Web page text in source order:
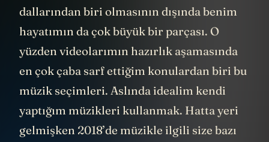
dallarından biri olmasının dışında benim
hayatımın da çok büyük bir parçası. O
yüzden videolarımın hazırlık aşamasında
en çok çaba sarf ettiğim konulardan biri bu
müzik seçimleri. Aslında idealim kendi
yaptığım müzikleri kullanmak. Hatta yeri
gelmişken 2018’de müzikle ilgili size bazı